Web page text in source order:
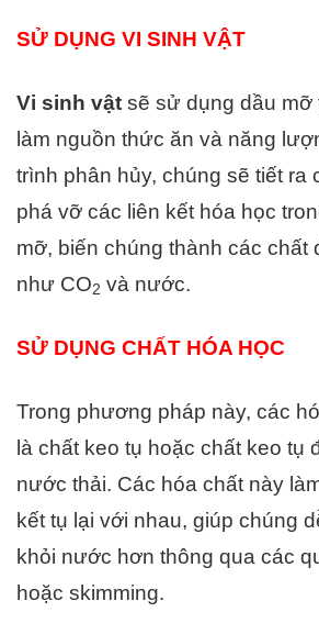
SỬ DỤNG VI SINH VẬT
Vi sinh vật sẽ sử dụng dầu mỡ
làm nguồn thức ăn và năng
trình phân hủy, chúng sẽ tiết ra
phá vỡ các liên kết hóa học
mỡ, biến chúng thành các chất
như CO2 và nước.
SỬ DỤNG CHẤT HÓA HỌC
Trong phương pháp này, các
là chất keo tụ hoặc chất keo tụ
nước thải. Các hóa chất này
kết tụ lại với nhau, giúp chúng
khỏi nước hơn thông qua các
hoặc skimming.